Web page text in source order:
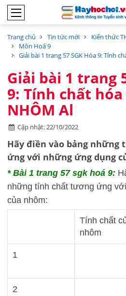
Trang chủ Tin tức mới Kiến thức
Môn Hoá 9
Giải bài 1 trang 57 SGK Hóa 9: Tính
Giải bài 1 trang
9: Tính chất
NHÔM Al
Cập nhật: 22/10/2022
Hãy điền vào bảng những
ứng với những ứng dụng
* Bài 1 trang 57 sgk hoá 9:
những tính chất tương ứng
của nhôm:
Tính chất
nhôm
1
2